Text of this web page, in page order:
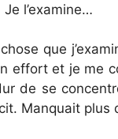
l’examine…
que
effort et je me
de se
Manquait plus